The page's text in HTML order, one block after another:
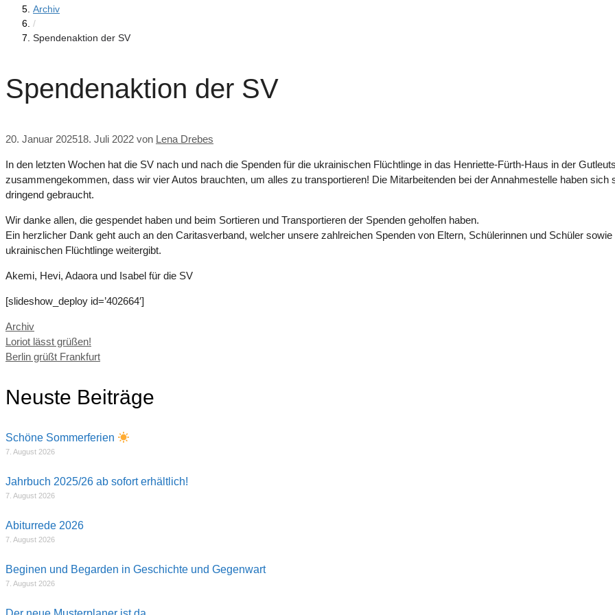
Archiv
/
Spendenaktion der SV
Spendenaktion der SV
20. Januar 202518. Juli 2022 von Lena Drebes
In den letzten Wochen hat die SV nach und nach die Spenden für die ukrainischen Flüchtlinge in das Henriette-Fürth-Haus in der
zusammengekommen, dass wir vier Autos brauchten, um alles zu transportieren! Die Mitarbeitenden bei der Annahmestelle haben sich
dringend gebraucht.
Wir danke allen, die gespendet haben und beim Sortieren und Transportieren der Spenden geholfen haben.
Ein herzlicher Dank geht auch an den Caritasverband, welcher unsere zahlreichen Spenden von Eltern, Schülerinnen und Schüler
ukrainischen Flüchtlinge weitergibt.
Akemi, Hevi, Adaora und Isabel für die SV
[slideshow_deploy id=’402664′]
Kategorien
Archiv
Loriot lässt grüßen!
Berlin grüßt Frankfurt
Neuste Beiträge
Schöne Sommerferien
7. August 2026
Jahrbuch 2025/26 ab sofort erhältlich!
7. August 2026
Abiturrede 2026
7. August 2026
Beginen und Begarden in Geschichte und Gegenwart
7. August 2026